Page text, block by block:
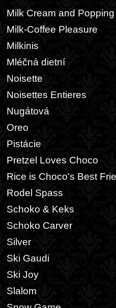
Milk Cream and
Milk-Coffee Pleasure
Milkinis
Mléčná dietní
Noisette
Noisettes Entieres
Nugátová
Oreo
Pistácie
Pretzel Loves Choco
Rice is Choco's Best
Rodel Spass
Schoko & Keks
Schoko Carver
Silver
Ski Gaudi
Ski Joy
Slalom